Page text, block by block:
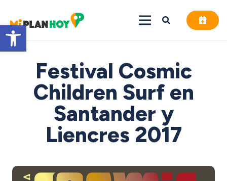
Abrir barra de herramientas
Festival Cosmic
Children Surf en
Santander y
Liencres 2017